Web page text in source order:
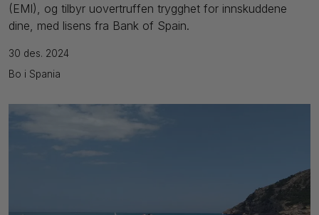
(EMI), og tilbyr uovertruffen trygghet for innskuddene
dine, med lisens fra Bank of Spain.
30 des. 2024
Bo i Spania